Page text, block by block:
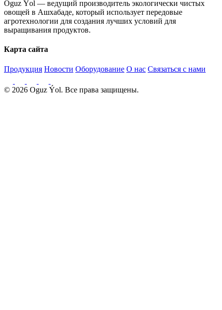
Oguz Ýol — ведущий производитель экологически чистых
овощей в Ашхабаде, который использует передовые
агротехнологии для создания лучших условий для
выращивания продуктов.
Карта сайта
Продукция Новости Оборудование О нас Связаться с нами
© 2026 Oguz Ýol. Все права защищены.